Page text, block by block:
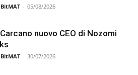
- 05/08/2026
nuovo CEO di Nozomi
- 30/07/2026